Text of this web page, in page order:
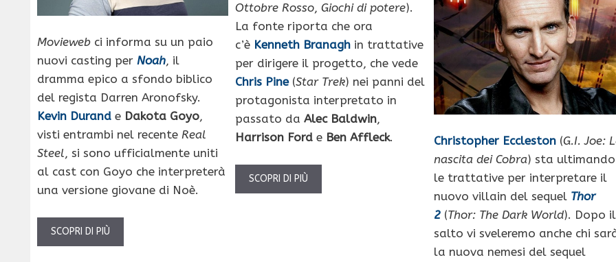
Christopher Eccleston(G.I. Joe:
nascita dei Cobra) sta ultimando
le trattative per interpretare il
nuovo villain del sequel Thor
2(Thor: The Dark World). Dopo il
salto vi sveleremo anche chi
la nuova nemesi del sequel
Movieweb ci informa su un paio
nuovi casting per Noah, il
dramma epico a sfondo biblico
del regista Darren Aronofsky.
Kevin Durand e Dakota Goyo,
visti entrambi nel recente Real
Steel, si sono ufficialmente uniti
al cast con Goyo che interpreterà
una versione giovane di Noè.
SCOPRI DI PIÙ
Ottobre Rosso,Giochi di potere).
La fonte riporta che ora
c’è Kenneth Branagh in trattative
per dirigere il progetto, che vede
Chris Pine(Star Trek) nei panni del
protagonista interpretato in
passato daAlec Baldwin,
Harrison Ford e Ben Affleck.
SCOPRI DI PIÙ